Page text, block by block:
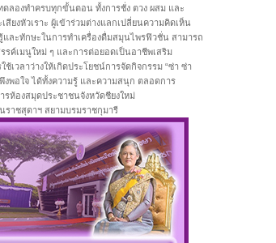
ดลองทำครบทุกขั้นตอน ทั้งการชั่ง ตวง ผสม และ
ยงหัวเราะ ผู้เข้าร่วมต่างแลกเปลี่ยนความคิดเห็น
และทักษะในการทำเครื่องดื่มสมุนไพรฟิวชั่น สามารถ
ค์เมนูใหม่ ๆ และการต่อยอดเป็นอาชีพเสริม
วลาว่างให้เกิดประโยชน์การจัดกิจกรรม “ซ่า ซ่า
งพอใจ ได้ทั้งความรู้ และความสนุก ตลอดการ
รห้องสมุดประชาชนจังหวัดชียงใหม่
ราชสุดาฯ สยามบรมราชกุมารี